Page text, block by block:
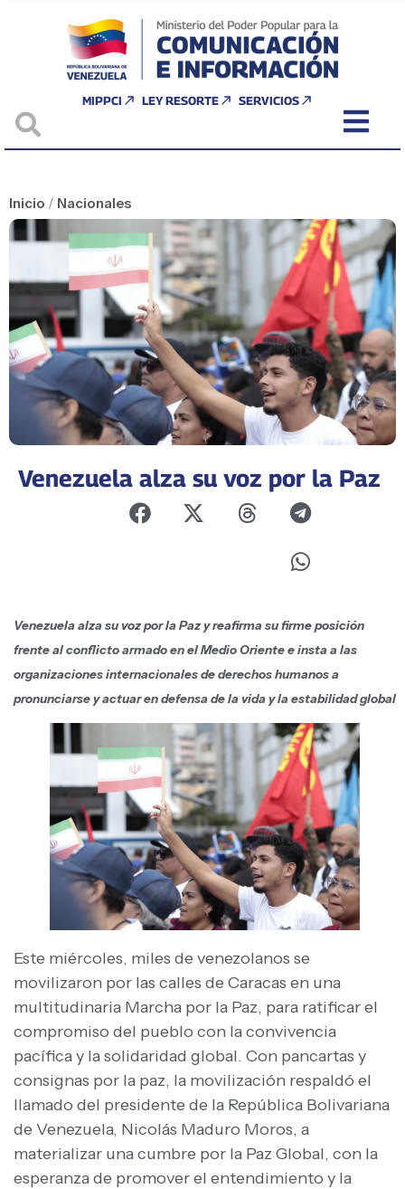
MIPPCI LEY RESORTE SERVICIOS
Inicio / Nacionales
Venezuela alza su voz por la Paz
Venezuela alza su voz por la Paz y reafirma su firme posición
frente al conflicto armado en el Medio Oriente e insta a las
organizaciones internacionales de derechos humanos a
pronunciarse y actuar en defensa de la vida y la estabilidad global
Este miércoles, miles de venezolanos se
movilizaron por las calles de Caracas en una
multitudinaria Marcha por la Paz, para ratificar el
compromiso del pueblo con la convivencia
pacífica y la solidaridad global. Con pancartas y
consignas por la paz, la movilización respaldó el
llamado del presidente de la República Bolivariana
de Venezuela, Nicolás Maduro Moros, a
materializar una cumbre por la Paz Global, con la
esperanza de promover el entendimiento y la